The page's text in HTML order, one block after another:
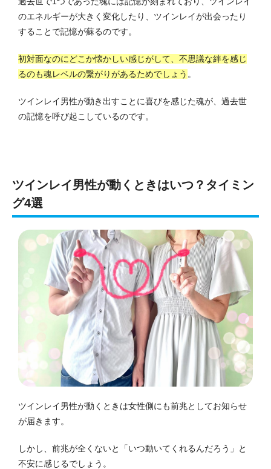
のエネルギーが大きく変化したり、ツインレイが出会ったり
することで記憶が蘇るのです。
初対面なのにどこか懐かしい感じがして、不思議な絆を感じ
るのも魂レベルの繋がりがあるためでしょう 。
ツインレイ男性が動き出すことに喜びを感じた魂が、過去世
の記憶を呼び起こしているのです。
ツインレイ男性が動くときはいつ？タイミン
グ4選
ツインレイ男性が動くときは女性側にも前兆としてお知らせ
が届きます。
しかし、前兆が全くないと「いつ動いてくれるんだろう」と
不安に感じるでしょう。